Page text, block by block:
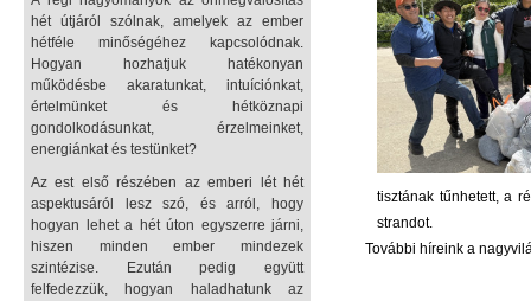
hét útjáról szólnak, amelyek az ember
hétféle minőségéhez kapcsolódnak.
Hogyan hozhatjuk hatékonyan
működésbe akaratunkat, intuíciónkat,
értelmünket és hétköznapi
gondolkodásunkat, érzelmeinket,
energiánkat és testünket?
Az est első részében az emberi lét hét
aspektusáról lesz szó, és arról, hogy
hogyan lehet a hét úton egyszerre járni,
hiszen minden ember mindezek
szintézise. Ezután pedig együtt
felfedezzük, hogyan haladhatunk az
tisztának tűnhetett, a
strandot.
További híreink a